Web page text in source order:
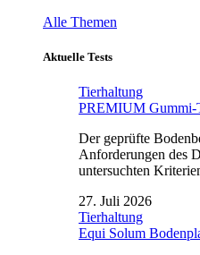
Alle Themen
Aktuelle Tests
Tierhaltung
PREMIUM Gummi-
Der geprüfte
Anforderungen des
untersuchten
27. Juli 2026
Tierhaltung
Equi Solum